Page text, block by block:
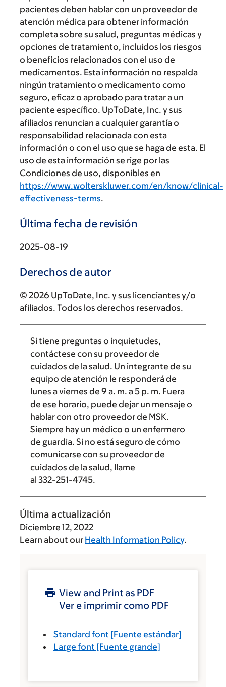
pacientes deben hablar con un proveedor de
atención médica para obtener información
completa sobre su salud, preguntas médicas y
opciones de tratamiento, incluidos los riesgos
o beneficios relacionados con el uso de
medicamentos. Esta información no respalda
ningún tratamiento o medicamento como
seguro, eficaz o aprobado para tratar a un
paciente específico. UpToDate, Inc. y sus
afiliados renuncian a cualquier garantía o
responsabilidad relacionada con esta
información o con el uso que se haga de esta. El
uso de esta información se rige por las
Condiciones de uso, disponibles en
https://www.wolterskluwer.com/en/know/clinical-
effectiveness-terms.
Última fecha de revisión
2025-08-19
Derechos de autor
© 2026 UpToDate, Inc. y sus licenciantes y/o
afiliados. Todos los derechos reservados.
Si tiene preguntas o inquietudes,
contáctese con su proveedor de
cuidados de la salud. Un integrante de su
equipo de atención le responderá de
lunes a viernes de 9 a. m. a5 p. m. Fuera
de ese horario, puede dejar un mensaje o
hablar con otro proveedor de MSK.
Siempre hay un médico o un enfermero
de guardia. Si no está seguro de cómo
comunicarse con su proveedor de
cuidados de la salud, llame
al 332-251-4745.
Última actualización
Diciembre 12, 2022
Learn about our Health Information Policy.
View and Print as PDF
Ver e imprimir como PDF
Standard font [Fuente estándar]
Large font [Fuente grande]